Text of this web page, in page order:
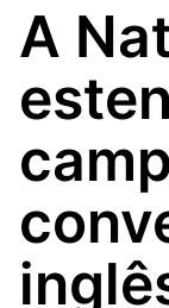
Plataformas
Broadcast
Sobre nós
Prêmio
Analistas
Agências de
comunicação
A